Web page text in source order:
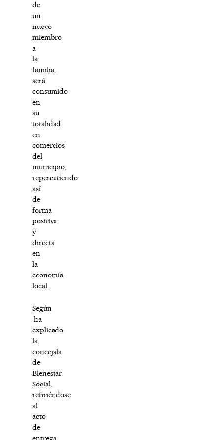
de
un
nuevo
miembro
a
la
familia,
será
consumido
en
su
totalidad
en
comercios
del
municipio,
repercutiendo
así
de
forma
positiva
y
directa
en
la
economía
local..
Según
ha
explicado
la
concejala
de
Bienestar
Social,
refiriéndose
al
acto
de
entrega